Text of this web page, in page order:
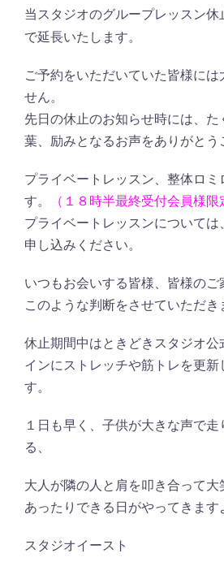
当スタジオのグループレッスン休
で延長いたします。
ご予約をいただいていた皆様には
せん。
先日の休止のお知らせ時には、
葉、励みとなるお声をありがとう
プライベートレッスン、整体ロミ
す。
（１８時半最終受付会員様限
プライベートレッスンについて
申し込みください。
いつもお会いする皆様、皆様のご
このような判断をさせていただき
休止期間中はときどきスタジオ公
インにストレッチや筋トレを更新
す。
１日も早く、子供が大きな声で走
る、
大人が隣の人と肩を叩き合って大
あったりできる日がやってきます
スタジオイースト